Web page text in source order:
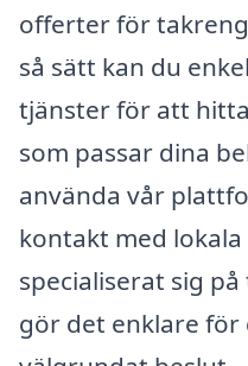
offerter för
så sätt kan du
tjänster för att
som passar dina
använda vår
kontakt med
specialiserat sig
gör det enklare